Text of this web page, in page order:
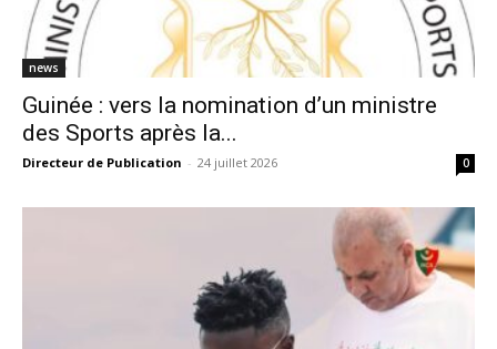
news
Guinée : vers la nomination d’un ministre
des Sports après la...
Directeur de Publication - 24 juillet 2026 0